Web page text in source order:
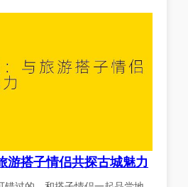
游搭子情侣共探古城魅力